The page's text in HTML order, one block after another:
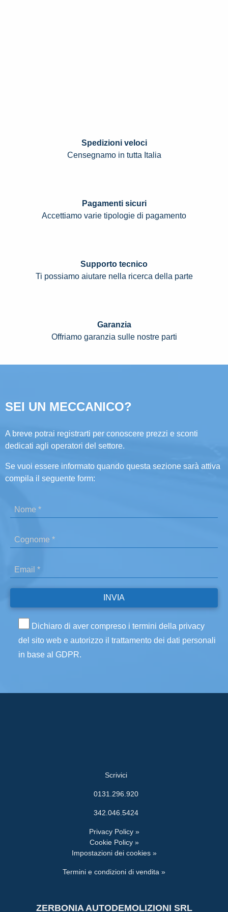
Spedizioni veloci
Censegnamo in tutta Italia
Pagamenti sicuri
Accettiamo varie tipologie di pagamento
Supporto tecnico
Ti possiamo aiutare nella ricerca della parte
Garanzia
Offriamo garanzia sulle nostre parti
SEI UN MECCANICO?
A breve potrai registrarti per conoscere prezzi e sconti
dedicati agli operatori del settore.
Se vuoi essere informato quando questa sezione sarà attiva
compila il seguente form:
Dichiaro di aver compreso i termini della privacy
del sito web e autorizzo il trattamento dei dati personali
in base al GDPR.
Scrivici
0131.296.920
342.046.5424
Privacy Policy »
Cookie Policy »
Impostazioni dei cookies »
Termini e condizioni di vendita »
ZERBONIA AUTODEMOLIZIONI SRL